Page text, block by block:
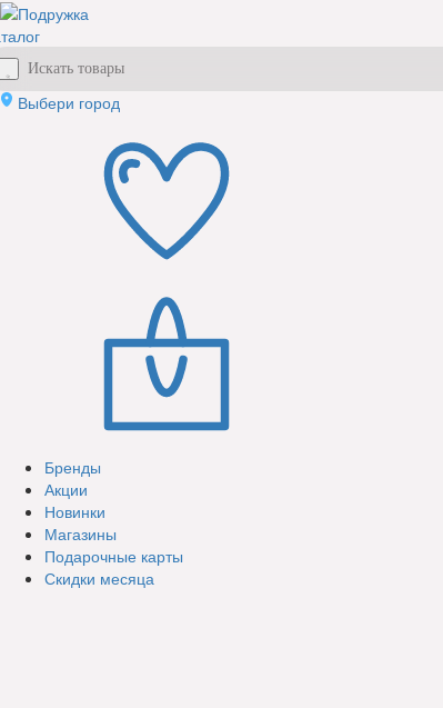
Выбери город
Бренды
Акции
Новинки
Магазины
Подарочные карты
Скидки месяца